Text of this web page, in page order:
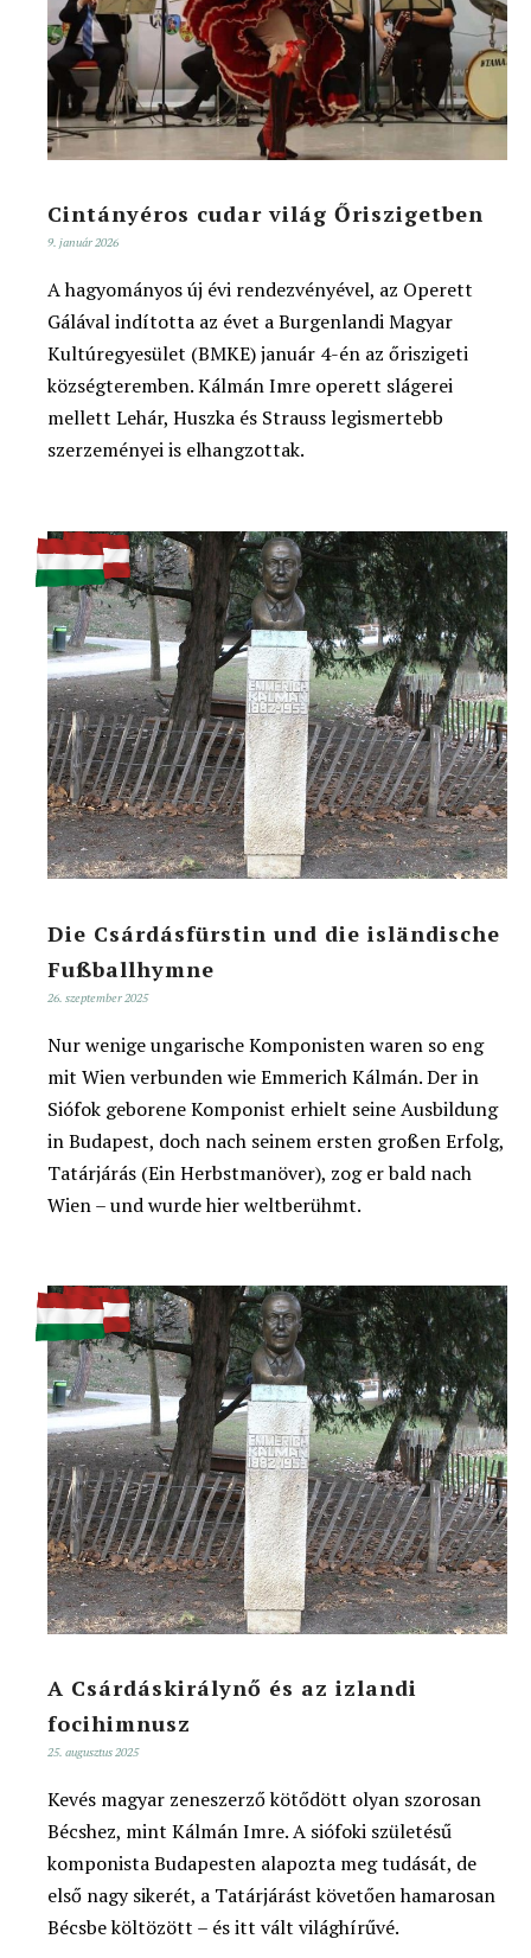
Cintányéros cudar világ Őriszigetben
9. január 2026
A hagyományos új évi rendezvényével, az Operett
Gálával indította az évet a Burgenlandi Magyar
Kultúregyesület (BMKE) január 4-én az őriszigeti
községteremben. Kálmán Imre operett slágerei
mellett Lehár, Huszka és Strauss legismertebb
szerzeményei is elhangzottak.
Die Csárdásfürstin und die isländische
Fußballhymne
26. szeptember 2025
Nur wenige ungarische Komponisten waren so eng
mit Wien verbunden wie Emmerich Kálmán. Der in
Siófok geborene Komponist erhielt seine Ausbildung
in Budapest, doch nach seinem ersten großen Erfolg,
Tatárjárás (Ein Herbstmanöver), zog er bald nach
Wien – und wurde hier weltberühmt.
A Csárdáskirálynő és az izlandi
focihimnusz
25. augusztus 2025
Kevés magyar zeneszerző kötődött olyan szorosan
Bécshez, mint Kálmán Imre. A siófoki születésű
komponista Budapesten alapozta meg tudását, de
első nagy sikerét, a Tatárjárást követően hamarosan
Bécsbe költözött – és itt vált világhírűvé.